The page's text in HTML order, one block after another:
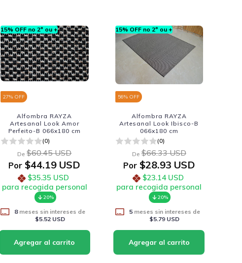
15% OFF no 2º ou +
27% OFF
Alfombra RAYZA
Artesanal Look Amor
Perfeito-B 066x180 cm
(0)
De $60.45 USD
Por $44.19 USD
$35.35 USD
para recogida personal
20%
8meses sin intereses de
$5.52 USD
15% OFF no 2º ou +
56% OFF
Alfombra RAYZA
Artesanal Look Ibisco-B
066x180 cm
(0)
De $66.33 USD
Por$28.93 USD
$23.14 USD
para recogida personal
20%
5meses sin intereses de
$5.79 USD